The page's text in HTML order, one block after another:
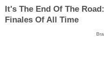
It's The End Of The
Finales Of All Time